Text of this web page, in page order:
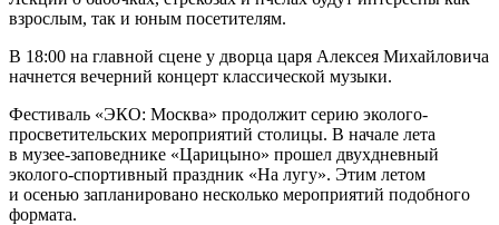
взрослым, так и юным посетителям.
В 18:00 на главной сцене у дворца царя Алексея Михайловича
начнется вечерний концерт классической музыки.
Фестиваль «ЭКО: Москва» продолжит серию эколого-
просветительских мероприятий столицы. В начале лета
в музее-заповеднике «Царицыно» прошел двухдневный
эколого-спортивный праздник «На лугу». Этим летом
и осенью запланировано несколько мероприятий подобного
формата.